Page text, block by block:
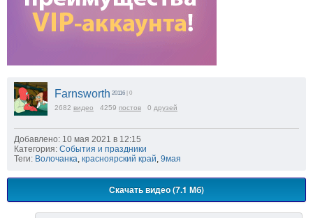
Farnsworth 20116 | 0
2682 видео 4259 постов 0 друзей
Добавлено: 10 мая 2021 в 12:15
Категория: События и праздники
Теги: Волочанка, красноярский край, 9мая
Скачать видео (7.1 Мб)